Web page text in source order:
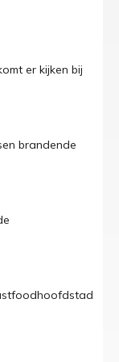
er kijken bij
brandende